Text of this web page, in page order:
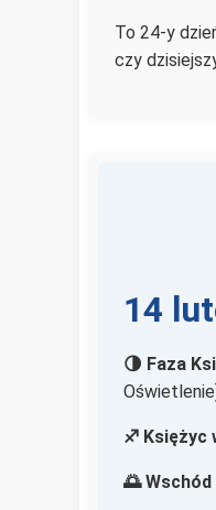
To 24-y
czy
14
🌗 Faza
♐ Księżyc
🌅